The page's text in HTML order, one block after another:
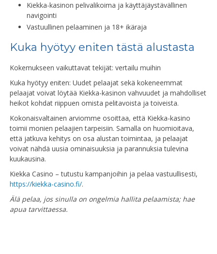
Kiekka-kasinon pelivalikoima ja käyttäjäystävällinen
navigointi
Vastuullinen pelaaminen ja 18+ ikäraja
Kuka hyötyy eniten tästä alustasta
Kokemukseen vaikuttavat tekijät: vertailu muihin
Kuka hyötyy eniten: Uudet pelaajat sekä kokeneemmat
pelaajat voivat löytää Kiekka-kasinon vahvuudet ja mahdolliset
heikot kohdat riippuen omista pelitavoista ja toiveista.
Kokonaisvaltainen arviomme osoittaa, että Kiekka-kasino
toimii monien pelaajien tarpeisiin. Samalla on huomioitava,
että jatkuva kehitys on osa alustan toimintaa, ja pelaajat
voivat nähdä uusia ominaisuuksia ja parannuksia tulevina
kuukausina.
Kiekka Casino – tutustu kampanjoihin ja pelaa vastuullisesti,
https://kiekka-casino.fi/.
Älä pelaa, jos sinulla on ongelmia hallita pelaamista; hae
apua tarvittaessa.